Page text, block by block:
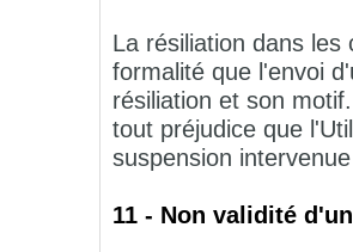
La résiliation dans
formalité que l'envoi
résiliation et son
tout préjudice que
suspension
11 - Non validité